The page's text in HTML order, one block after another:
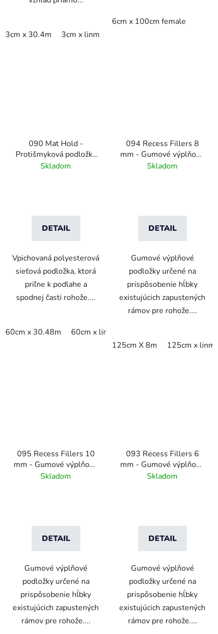
3cm x 30.4m 3cm x linm
6cm x 100cm female
090 Mat Hold -
Protišmyková podložka
pod rohože
Skladom
DETAIL
Vpichovaná polyesterová
sieťová podložka, ktorá
priľne k podlahe a
spodnej časti rohože....
60cm x 30.48m 60cm x linm
094 Recess Fillers 8
mm - Gumové výplňové
podložky
Skladom
DETAIL
Gumové výplňové
podložky určené na
prispôsobenie hĺbky
existujúcich zapustených
rámov pre rohože....
125cm X 8m 125cm x linm
095 Recess Fillers 10
mm - Gumové výplňové
podložky na úpravu
Skladom
DETAIL
Gumové výplňové
podložky určené na
prispôsobenie hĺbky
existujúcich zapustených
rámov pre rohože....
093 Recess Fillers 6
mm - Gumové výplňové
podložky
Skladom
DETAIL
Gumové výplňové
podložky určené na
prispôsobenie hĺbky
existujúcich zapustených
rámov pre rohože....